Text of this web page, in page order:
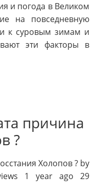
и погода в Великом
на повседневную
к суровым зимам и
эти факторы в
причина
?
Холопов ? by
1 year ago 29